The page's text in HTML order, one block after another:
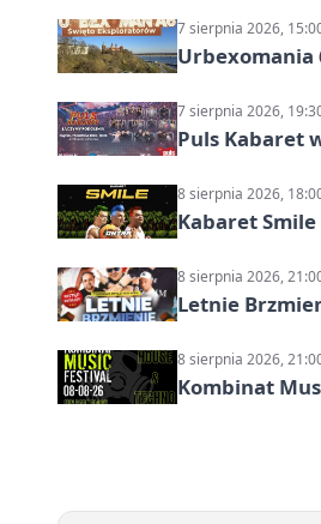
7 sierpnia 2026,
Urbexomania
7 sierpnia 2026,
Puls Kabaret
8 sierpnia 2026,
Kabaret Smile
8 sierpnia 2026,
Letnie
8 sierpnia 2026,
Kombinat